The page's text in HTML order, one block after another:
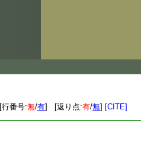
[行番号:無/有] [返り点:有/無] [CITE]